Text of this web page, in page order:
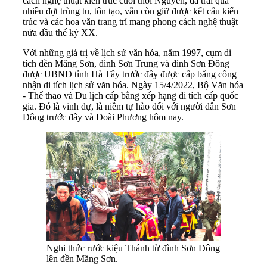
nhiều đợt trùng tu, tôn tạo, vẫn còn giữ được kết cấu kiến
trúc và các hoa văn trang trí mang phong cách nghệ thuật
nửa đầu thế kỷ XX.
Với những giá trị về lịch sử văn hóa, năm 1997, cụm di
tích đền Măng Sơn, đình Sơn Trung và đình Sơn Đông
được UBND tỉnh Hà Tây trước đây được cấp bằng công
nhận di tích lịch sử văn hóa. Ngày 15/4/2022, Bộ Văn hóa
- Thể thao và Du lịch cấp bằng xếp hạng di tích cấp quốc
gia. Đó là vinh dự, là niềm tự hào đối với người dân Sơn
Đông trước đây và Đoài Phương hôm nay.
Nghi thức rước kiệu Thánh từ đình Sơn Đông
lên đền Măng Sơn.